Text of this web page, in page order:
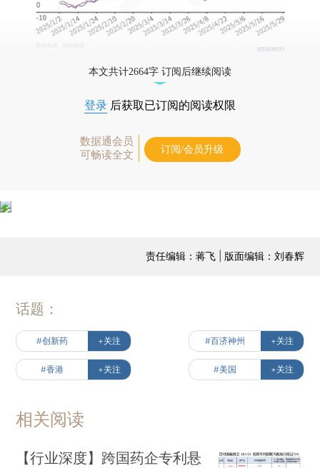
本文共计2664字 订阅后继续阅读
登录 后获取已订阅的阅读权限
数据通会员
可畅读全文
订阅/会员升级
责任编辑：蒋飞 | 版面编辑：刘春辉
话题：
#创新药 +关注 #百济神州 +关注
#香港 +关注 #美国 +关注
相关阅读
【行业深度】跨国药企专利悬